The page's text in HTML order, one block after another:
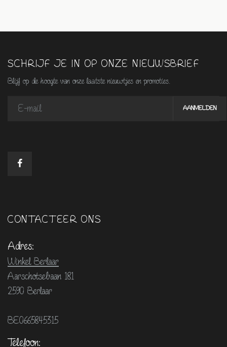
SCHRIJF JE IN OP ONZE NIEUWSBRIEF
Blijf op de hoogte van onze laatste nieuwtjes en promoties.
CONTACTEER ONS
Adres:
Winkel Berlaar
Aarschotsebaan 181
2590 Berlaar
BE0665845315
Telefoon: